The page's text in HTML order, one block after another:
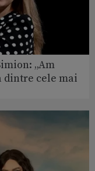
„Am
dintre cele mai